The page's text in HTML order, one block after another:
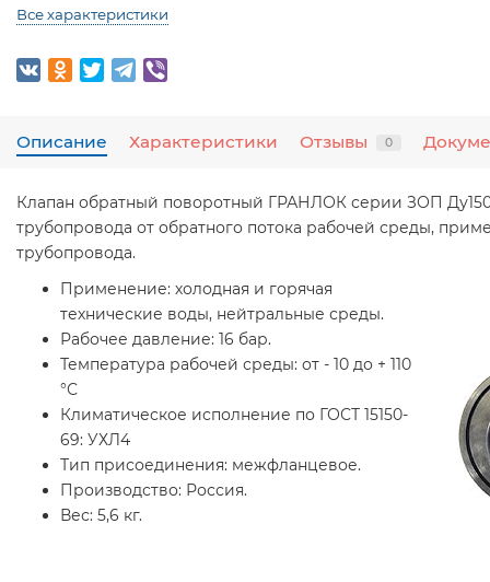
Все характеристики
Описание Характеристики Отзывы 0
Клапан обратный поворотный ГРАНЛОК серии ЗОП
трубопровода от обратного потока рабочей среды,
трубопровода.
Применение: холодная и горячая
технические воды, нейтральные среды.
Рабочее давление: 16 бар.
Температура рабочей среды: от - 10 до + 110
°С
Климатическое исполнение по ГОСТ 15150-
69: УХЛ4
Тип присоединения: межфланцевое.
Производство: Россия.
Вес: 5,6 кг.